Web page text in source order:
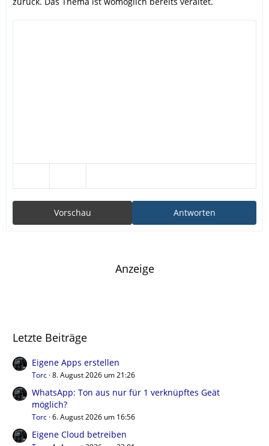
Antworten
Vorschau
Anzeige
Letzte Beiträge
Eigene Apps erstellen
Torc 8. August 2026 um 21:26
WhatsApp: Ton aus nur für 1 verknüpftes Geät
möglich?
Torc 6. August 2026 um 16:56
Eigene Cloud betreiben